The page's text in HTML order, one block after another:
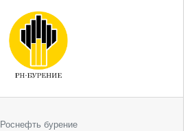
Роснефть бурение